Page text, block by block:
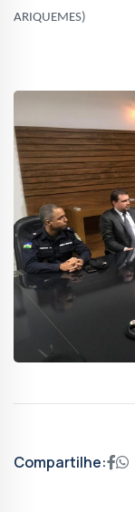
ARIQUEMES)
Compartilhe: